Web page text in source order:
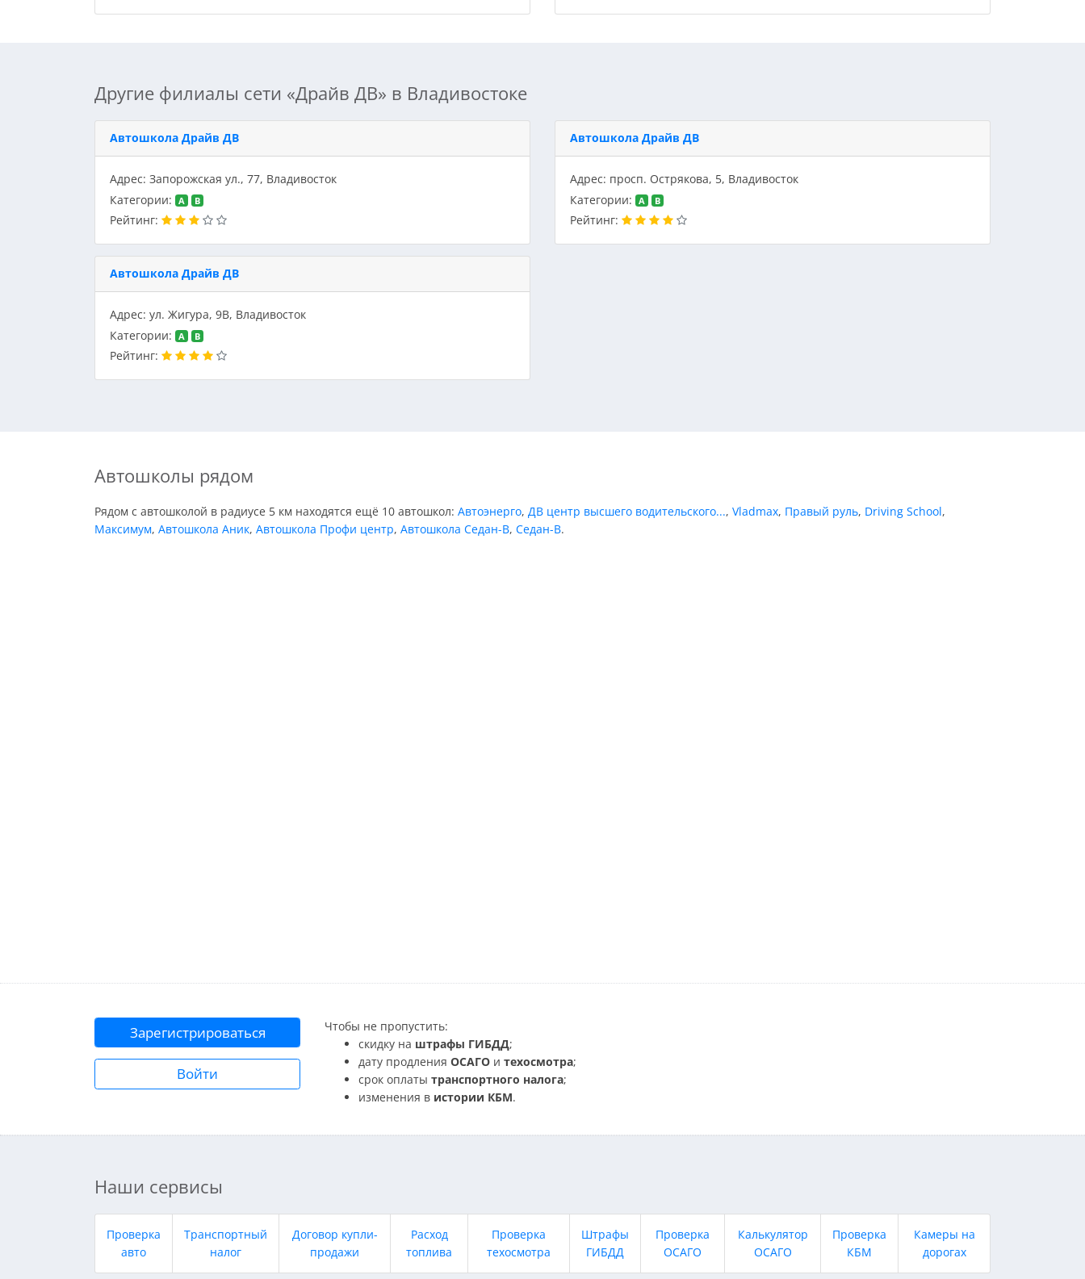
Другие филиалы сети «Драйв ДВ» в Владивостоке
Автошкола Драйв ДВ
Адрес: Запорожская ул., 77, Владивосток
Категории:
A B
Рейтинг:
Автошкола Драйв ДВ
Адрес: просп. Острякова, 5, Владивосток
Категории:
A B
Рейтинг:
Автошкола Драйв ДВ
Адрес: ул. Жигура, 9В, Владивосток
Категории:
A B
Рейтинг:
Автошколы рядом
Рядом с автошколой в радиусе 5 км находятся ещё 10 автошкол: Автоэнерго, ДВ центр высшего водительского..., Vladmax, Правый руль, Driving School,
Максимум, Автошкола Аник, Автошкола Профи центр, Автошкола Седан-В, Седан-В.
Зарегистрироваться
Войти
Чтобы не пропустить:
скидку на штрафы ГИБДД;
дату продления ОСАГО и техосмотра;
срок оплаты транспортного налога;
изменения в истории КБМ.
Наши сервисы
Проверка
авто
Транспортный
налог
Договор купли-
продажи
Расход
топлива
Проверка
техосмотра
Штрафы
ГИБДД
Проверка
ОСАГО
Калькулятор
ОСАГО
Проверка
КБМ
Камеры на
дорогах